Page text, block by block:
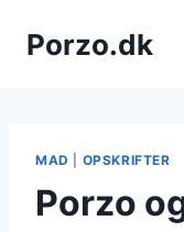
Porzo.dk
MAD OPSKRIFTER
Porzo